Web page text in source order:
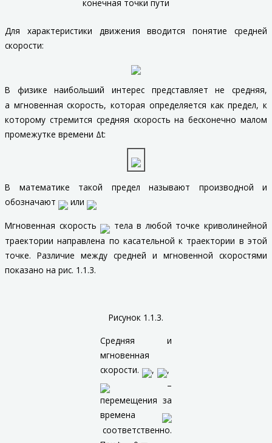
конечная точки пути
Для характеристики движения вводится понятие средней
скорости:
В физике наибольший интерес представляет не средняя,
а мгновенная скорость, которая определяется как предел, к
которому стремится средняя скорость на бесконечно малом
промежутке времени Δt:
В математике такой предел называют производной и
обозначают
или
Мгновенная скорость
тела в любой точке криволинейной
траектории направлена по касательной к траектории в этой
точке. Различие между средней и мгновенной скоростями
показано на рис. 1.1.3.
Рисунок 1.1.3.
Средняя и
мгновенная
скорости.
,
,
–
перемещения за
времена
соответственно.